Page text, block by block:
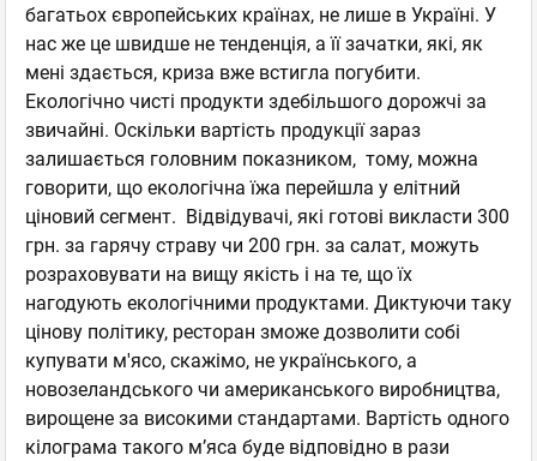
багатьох європейських країнах, не лише в Україні. У
нас же це швидше не тенденція, а її зачатки, які, як
мені здається, криза вже встигла погубити.
Екологічно чисті продукти здебільшого дорожчі за
звичайні. Оскільки вартість продукції зараз
залишається головним показником, тому, можна
говорити, що екологічна їжа перейшла у елітний
ціновий сегмент. Відвідувачі, які готові викласти 300
грн. за гарячу страву чи 200 грн. за салат, можуть
розраховувати на вищу якість і на те, що їх
нагодують екологічними продуктами. Диктуючи таку
цінову політику, ресторан зможе дозволити собі
купувати м'ясо, скажімо, не українського, а
новозеландського чи американського виробництва,
вирощене за високими стандартами. Вартість одного
кілограма такого м’яса буде відповідно в рази